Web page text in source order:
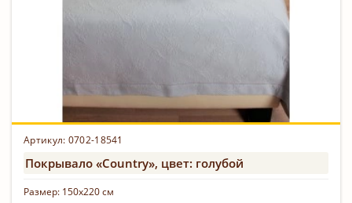
Артикул: 0702-18541
Покрывало «Country», цвет: голубой
Размер: 150х220 см